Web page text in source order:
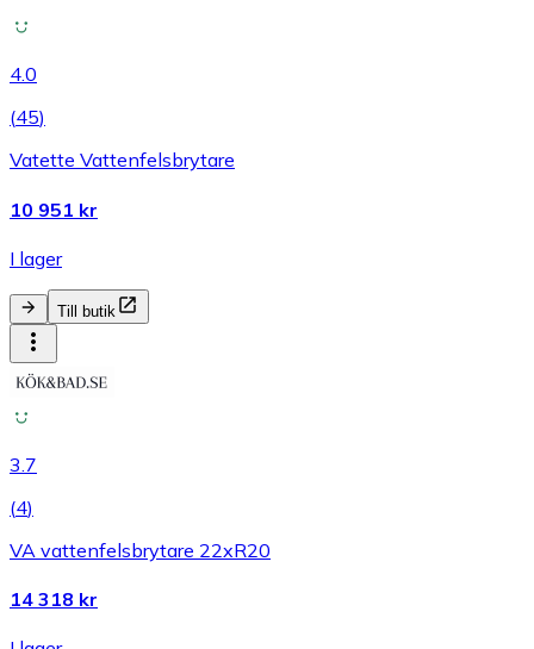
4.0
(45)
Vatette Vattenfelsbrytare
10 951 kr
I lager
Till butik
3.7
(4)
VA vattenfelsbrytare 22xR20
14 318 kr